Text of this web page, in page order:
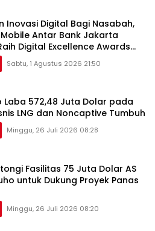
Inovasi Digital Bagi Nasabah,
Antar Bank Jakarta
Digital Excellence Awards
Sabtu, 1 Agustus 2026 21:50
Laba 572,48 Juta Dolar pada
LNG dan Noncaptive Tumbuh
Minggu, 26 Juli 2026 08:28
Fasilitas 75 Juta Dolar AS
untuk Dukung Proyek Panas
Minggu, 26 Juli 2026 08:20